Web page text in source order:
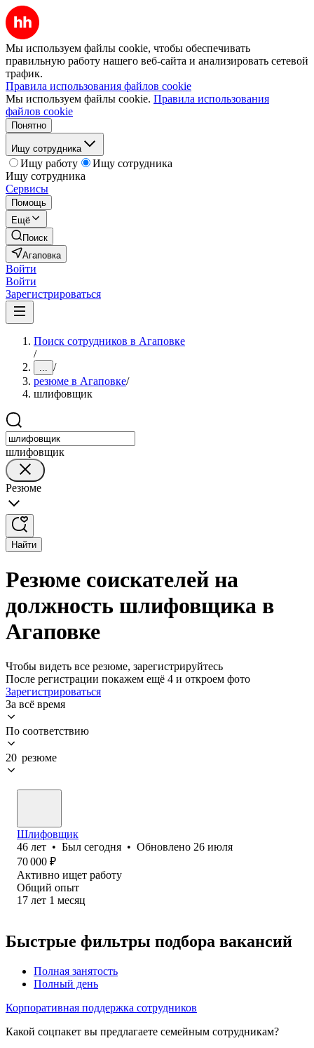
Мы используем файлы cookie, чтобы обеспечивать
правильную работу нашего веб-сайта и анализировать сетевой
трафик.
Правила использования файлов cookie
Мы используем файлы cookie. Правила использования
файлов cookie
Понятно
Ищу сотрудника
Ищу работу
Ищу сотрудника
Ищу сотрудника
Сервисы
Помощь
Ещё
Поиск
Агаповка
Войти
Войти
Зарегистрироваться
Поиск сотрудников в Агаповке
/
... /
резюме в Агаповке/
шлифовщик
шлифовщик
Резюме
Найти
Резюме соискателей на
должность шлифовщика в
Агаповке
Чтобы видеть все резюме, зарегистрируйтесь
После регистрации покажем ещё 4 и откроем фото
Зарегистрироваться
За всё время
По соответствию
20 резюме
Шлифовщик
46 лет • Был сегодня • Обновлено 26 июля
70 000 ₽
Активно ищет работу
Общий опыт
17 лет 1 месяц
Быстрые фильтры подбора вакансий
Полная занятость
Полный день
Корпоративная поддержка сотрудников
Какой соцпакет вы предлагаете семейным сотрудникам?